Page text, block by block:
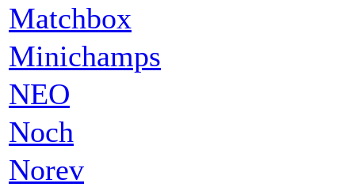
Matchbox
Minichamps
NEO
Noch
Norev